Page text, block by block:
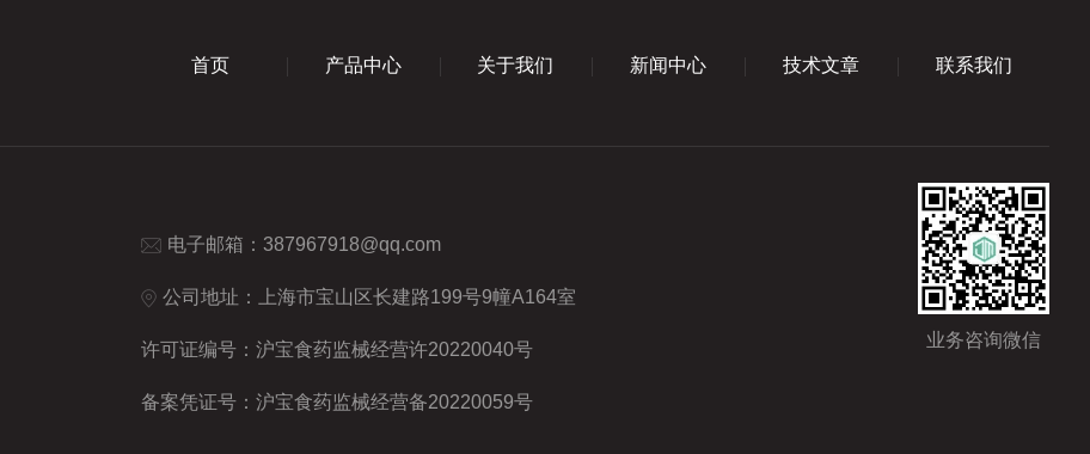
首页 产品中心 关于我们 新闻中心 技术文章 联系我们
电子邮箱：387967918@qq.com
公司地址：上海市宝山区长建路199号9幢A164室
许可证编号：沪宝食药监械经营许20220040号
备案凭证号：沪宝食药监械经营备20220059号
业务咨询微信